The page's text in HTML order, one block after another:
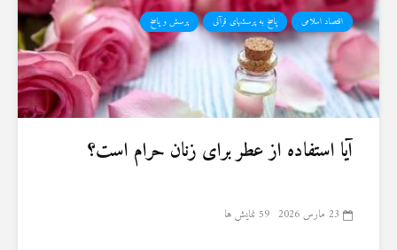
اقتصاد اسلامی پاسخ به پرسشهای قرآنی پرسش و پاسخ
آیا استفاده از عطر برای زنان حرام است؟
23 مارس 2026 59 نمایش ها